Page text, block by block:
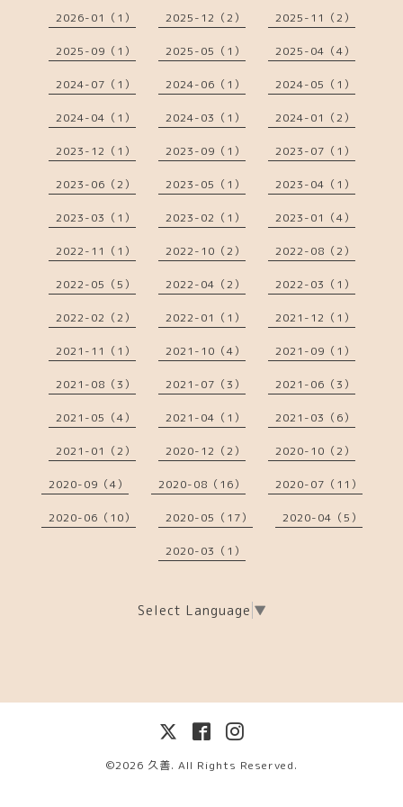
2026-01（1） 2025-12（2） 2025-11（2）
2025-09（1） 2025-05（1） 2025-04（4）
2024-07（1） 2024-06（1） 2024-05（1）
2024-04（1） 2024-03（1） 2024-01（2）
2023-12（1） 2023-09（1） 2023-07（1）
2023-06（2） 2023-05（1） 2023-04（1）
2023-03（1） 2023-02（1） 2023-01（4）
2022-11（1） 2022-10（2） 2022-08（2）
2022-05（5） 2022-04（2） 2022-03（1）
2022-02（2） 2022-01（1） 2021-12（1）
2021-11（1） 2021-10（4） 2021-09（1）
2021-08（3） 2021-07（3） 2021-06（3）
2021-05（4） 2021-04（1） 2021-03（6）
2021-01（2） 2020-12（2） 2020-10（2）
2020-09（4） 2020-08（16） 2020-07（11）
2020-06（10） 2020-05（17） 2020-04（5）
2020-03（1）
Select Language ▼
©2026 久善. All Rights Reserved.